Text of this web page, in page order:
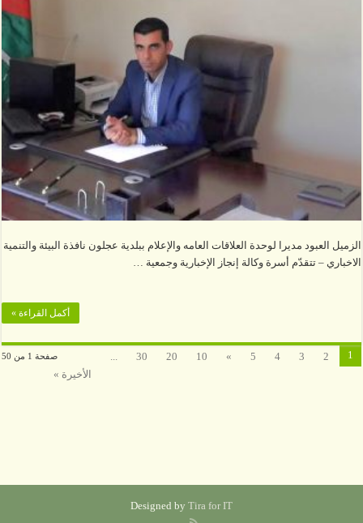
الزميل العبود مديرا لوحدة العلاقات العامه والإعلام ببلدية عجلون نافذة البيئة والتنمية
الاخباري – تتقدّم أسرة وكالة إنجاز الإخبارية وجمعية …
أكمل القراءة »
صفحة 1 من 50 1
2
3
4
5
»
10
20
30
الأخيرة »
Designed by Tira for IT